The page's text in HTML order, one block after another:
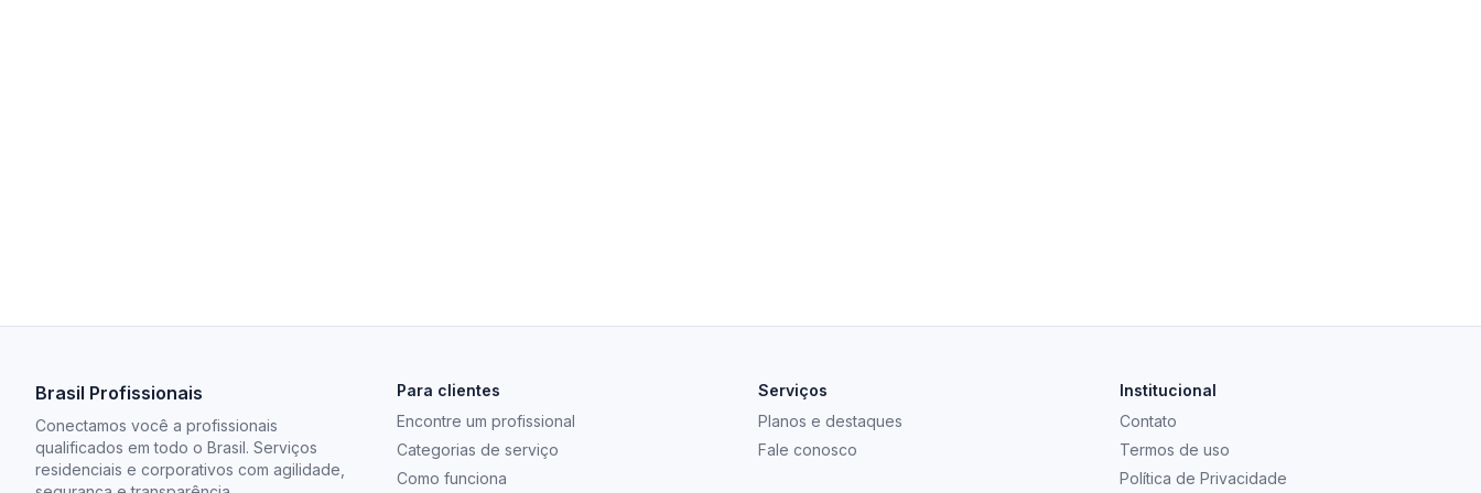
Brasil Profissionais
Conectamos você a profissionais
qualificados em todo o Brasil. Serviços
residenciais e corporativos com agilidade,
Para clientes
Encontre um profissional
Categorias de serviço
Como funciona
Serviços
Planos e destaques
Fale conosco
Institucional
Contato
Termos de uso
Política de Privacidade